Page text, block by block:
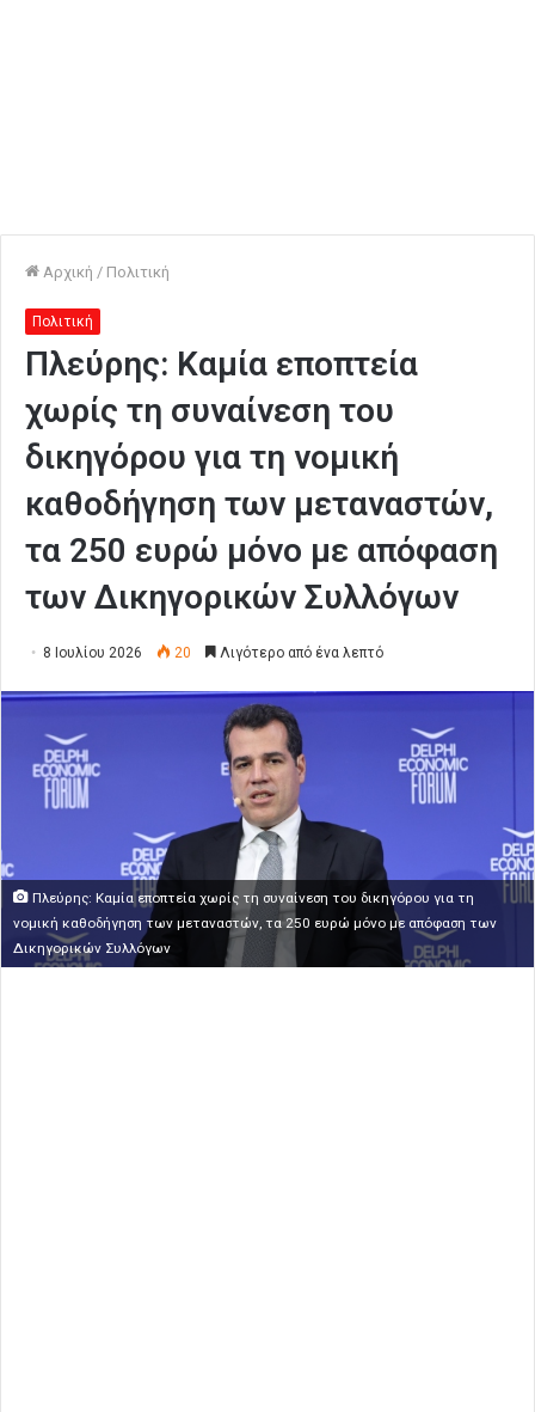
Αρχική / Πολιτική
Πολιτική
Πλεύρης: Καμία εποπτεία
χωρίς τη συναίνεση του
δικηγόρου για τη νομική
καθοδήγηση των μεταναστών,
τα 250 ευρώ μόνο με απόφαση
των Δικηγορικών Συλλόγων
8 Ιουλίου 2026 20 Λιγότερο από ένα λεπτό
Πλεύρης: Καμία εποπτεία χωρίς τη συναίνεση του δικηγόρου για τη
νομική καθοδήγηση των μεταναστών, τα 250 ευρώ μόνο με απόφαση των
Δικηγορικών Συλλόγων